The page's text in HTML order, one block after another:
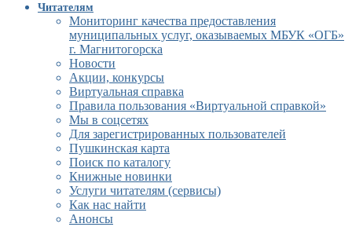
Читателям
Мониторинг качества предоставления
муниципальных услуг, оказываемых МБУК «ОГБ»
г. Магнитогорска
Новости
Акции, конкурсы
Виртуальная справка
Правила пользования «Виртуальной справкой»
Мы в соцсетях
Для зарегистрированных пользователей
Пушкинская карта
Поиск по каталогу
Книжные новинки
Услуги читателям (сервисы)
Как нас найти
Анонсы